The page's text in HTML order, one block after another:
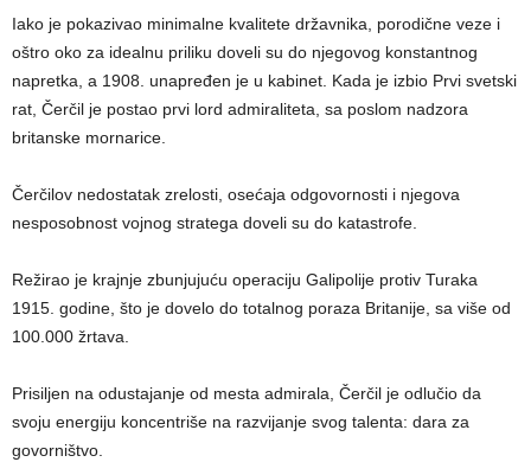
Iako je pokazivao minimalne kvalitete državnika, porodične veze i
oštro oko za idealnu priliku doveli su do njegovog konstantnog
napretka, a 1908. unapređen je u kabinet. Kada je izbio Prvi svetski
rat, Čerčil je postao prvi lord admiraliteta, sa poslom nadzora
britanske mornarice.
Čerčilov nedostatak zrelosti, osećaja odgovornosti i njegova
nesposobnost vojnog stratega doveli su do katastrofe.
Režirao je krajnje zbunjujuću operaciju Galipolije protiv Turaka
1915. godine, što je dovelo do totalnog poraza Britanije, sa više od
100.000 žrtava.
Prisiljen na odustajanje od mesta admirala, Čerčil je odlučio da
svoju energiju koncentriše na razvijanje svog talenta: dara za
govorništvo.